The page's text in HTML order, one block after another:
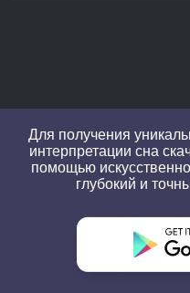
Для получения
интерпретации сна
помощью
глубокий и